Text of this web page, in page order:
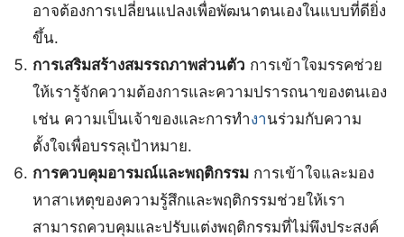
อาจต้องการเปลี่ยนแปลงเพื่อพัฒนาตนเองในแบบที่ดียิ่ง
ขึ้น.
การเสริมสร้างสมรรถภาพส่วนตัว การเข้าใจมรรคช่วย
ให้เรารู้จักความต้องการและความปรารถนาของตนเอง
เช่น ความเป็นเจ้าของและการทำงานร่วมกับความ
ตั้งใจเพื่อบรรลุเป้าหมาย.
การควบคุมอารมณ์และพฤติกรรม การเข้าใจและมอง
หาสาเหตุของความรู้สึกและพฤติกรรมช่วยให้เรา
สามารถควบคุมและปรับแต่งพฤติกรรมที่ไม่พึงประสงค์